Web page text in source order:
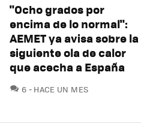
"Ocho grados por
encima de lo normal":
AEMET ya avisa sobre la
siguiente ola de calor
que acecha a España
6 COMENTARIOS
HACE UN MES